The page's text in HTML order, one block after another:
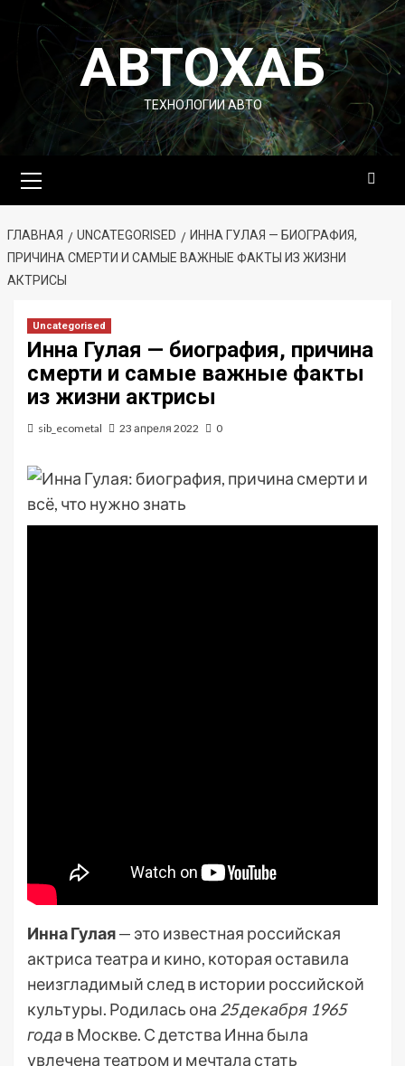
Перейти
содержимомуАВТОХАБ
ТЕХНОЛОГИИ АВТО
меню
ГЛАВНАЯ UNCATEGORISED
ИННА ГУЛАЯ — БИОГРАФИЯ,
ПРИЧИНА СМЕРТИ И САМЫЕ ВАЖНЫЕ ФАКТЫ ИЗ ЖИЗНИ
АКТРИСЫ
Uncategorised
Инна Гулая — биография, причина
смерти и самые важные факты
из жизни актрисы
sib_ecometal 23 апреля 2022 0
Инна Гулая— это известная российская
актриса театра и кино, которая оставила
неизгладимый след в истории российской
культуры. Родилась она 25 декабря 1965
года в Москве. С детства Инна была
увлечена театром и мечтала стать